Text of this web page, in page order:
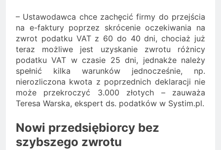
– Ustawodawca chce zachęcić firmy do przejścia
na e-faktury poprzez skrócenie oczekiwania na
zwrot podatku VAT z 60 do 40 dni, chociaż już
teraz możliwe jest uzyskanie zwrotu różnicy
podatku VAT w czasie 25 dni, jednakże należy
spełnić kilka warunków jednocześnie, np.
nierozliczona kwota z poprzednich deklaracji nie
może przekroczyć 3.000 złotych – zauważa
Teresa Warska, ekspert ds. podatków w Systim.pl.
Nowi przedsiębiorcy bez
szybszego zwrotu